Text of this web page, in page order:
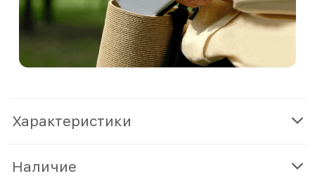
Характеристики
Наличие